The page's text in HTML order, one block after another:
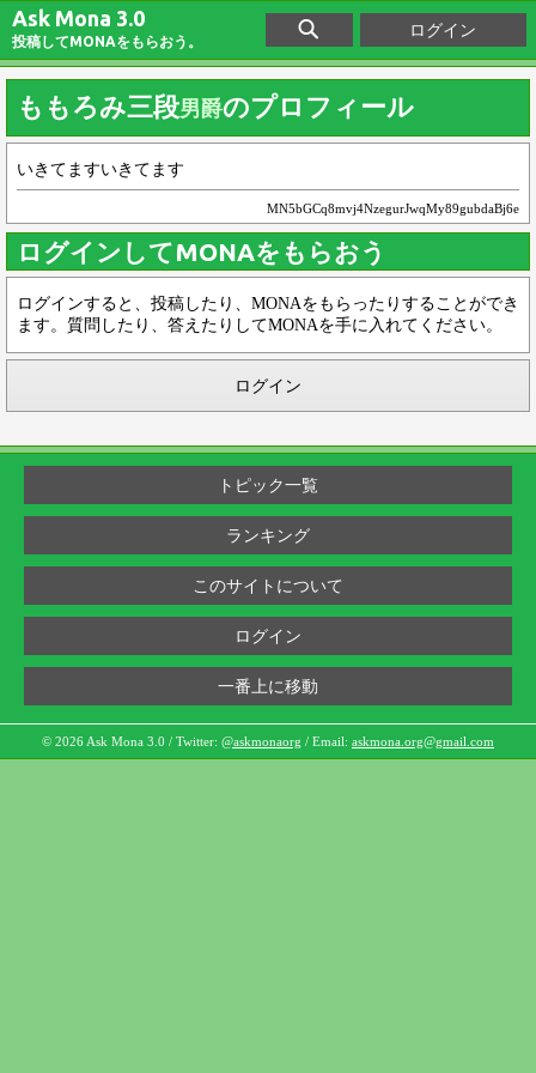
Ask Mona 3.0
投稿してMONAをもらおう。
ログイン
ももろみ三段男爵のプロフィール
いきてますいきてます
MN5bGCq8mvj4NzegurJwqMy89gubdaBj6e
ログインしてMONAをもらおう
ログインすると、投稿したり、MONAをもらったりすることができ
ます。質問したり、答えたりしてMONAを手に入れてください。
ログイン
トピック一覧
ランキング
このサイトについて
ログイン
一番上に移動
© 2026 Ask Mona 3.0 / Twitter: @askmonaorg / Email: askmona.org@gmail.com